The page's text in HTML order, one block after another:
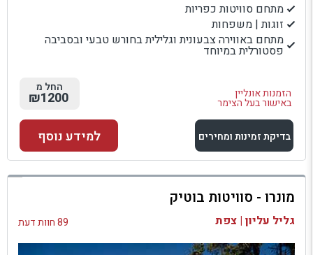
מתחם סוויטות כפריות
זוגות | משפחות
מתחם באווירה צבעונית וגלילית בחורש טבעי ובסביבה
פסטורלית במיוחד
הזמנות אונליין
באישור בעל הצימר
החל מ
₪1200
בדיקת זמינות ומחירים
למתחם זה
בדיקת זמינות ומחירים
למידע נוסף
מונרו - סוויטות בוטיק
גליל עליון | צפת 89 חוות דעת